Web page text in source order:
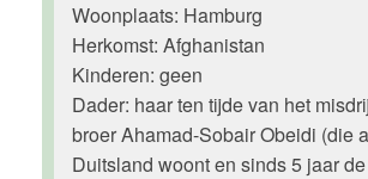
Woonplaats: Hamburg
Herkomst: Afghanistan
Kinderen: geen
Dader: haar ten tijde van het
broer Ahamad-Sobair Obeidi (die
Duitsland woont en sinds 5 jaar